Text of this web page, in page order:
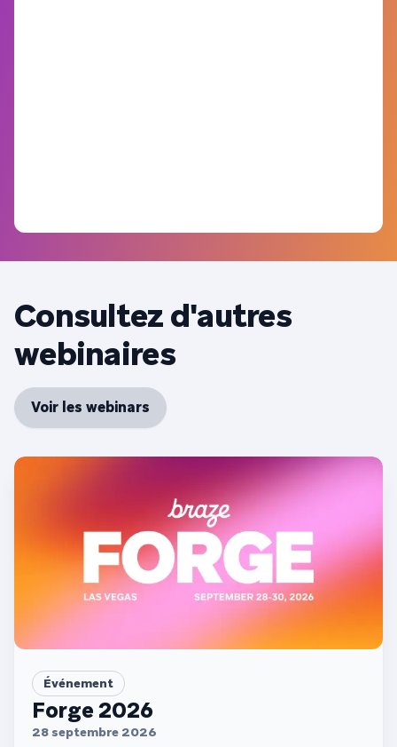
Consultez d'autres
webinaires
Voir les webinars
Événement
Forge 2026
28 septembre 2026